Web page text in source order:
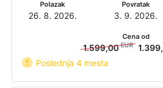
Polazak
26. 8. 2026.
Povratak
3. 9. 2026.
Poslednja 4 mesta
Cena od
1.599,00EUR